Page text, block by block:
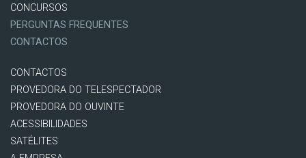
CONCURSOS
PERGUNTAS FREQUENTES
CONTACTOS
CONTACTOS
PROVEDORA DO TELESPECTADOR
PROVEDORA DO OUVINTE
ACESSIBILIDADES
SATÉLITES